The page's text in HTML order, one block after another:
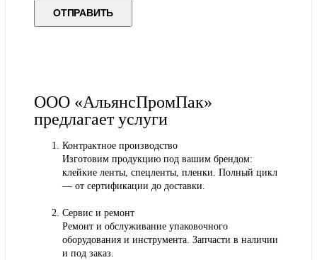
ООО «АльянсПромПак»
предлагает услуги
Контрактное производство
Изготовим продукцию под вашим брендом:
клейкие ленты, спецленты, пленки. Полный цикл
— от сертификации до доставки.
Сервис и ремонт
Ремонт и обслуживание упаковочного
оборудования и инструмента. Запчасти в наличии
и под заказ.